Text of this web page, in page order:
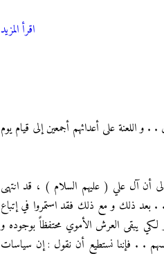
اقرأ المزيد
. و اللعنة على أعدائهم أجمعين إلى قيام يوم
أن آل علي ( عليهم السلام ) ، قد انتهى
. بعد ذلك و مع ذلك فقد استمروا في إتباع
لكي يبقى العرش الأموي محتفظاً بوجوده و
. . فإننا نستطيع أن نقول : إن سياسات